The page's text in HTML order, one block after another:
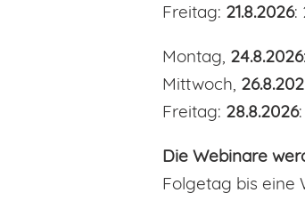
Freitag: 21.8.2026:
Montag, 24.8.2026
Mittwoch,
Freitag: 28.8.2026
Die Webinare
Folgetag bis eine